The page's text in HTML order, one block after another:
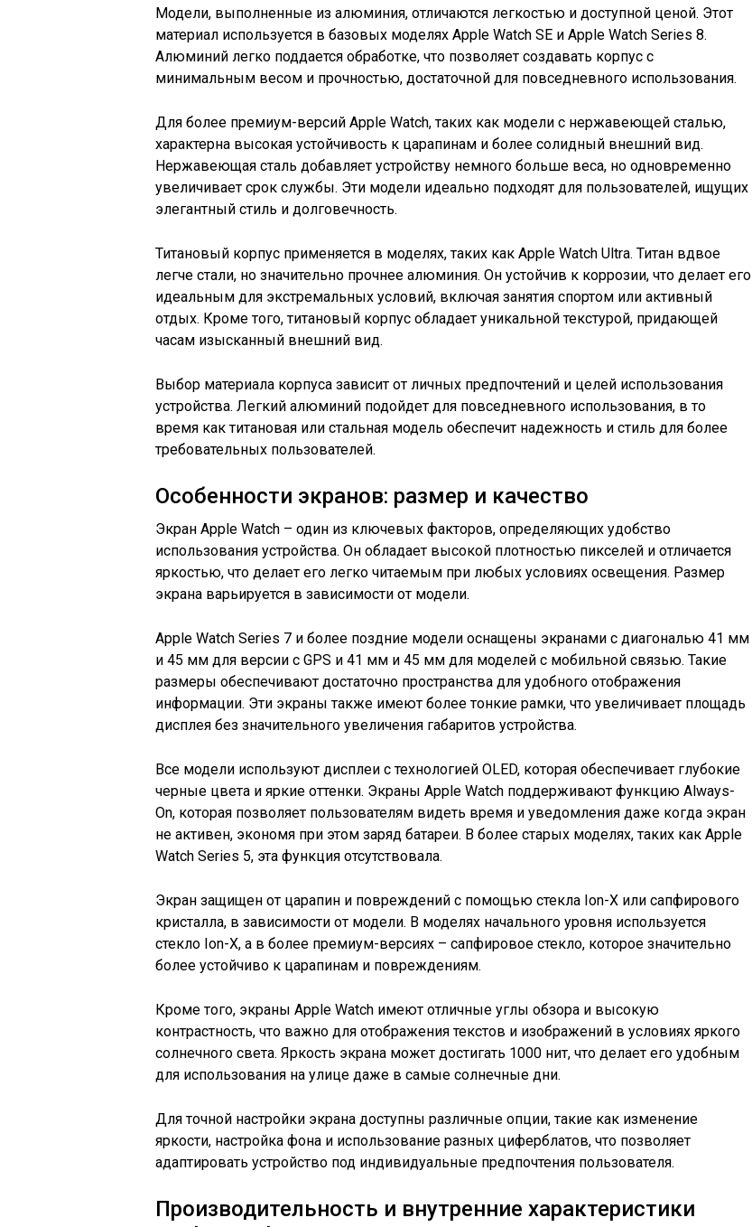
Модели, выполненные из алюминия, отличаются легкостью и доступной ценой. Этот
материал используется в базовых моделях Apple Watch SE и Apple Watch Series 8.
Алюминий легко поддается обработке, что позволяет создавать корпус с
минимальным весом и прочностью, достаточной для повседневного использования.
Для более премиум-версий Apple Watch, таких как модели с нержавеющей сталью,
характерна высокая устойчивость к царапинам и более солидный внешний вид.
Нержавеющая сталь добавляет устройству немного больше веса, но одновременно
увеличивает срок службы. Эти модели идеально подходят для пользователей, ищущих
элегантный стиль и долговечность.
Титановый корпус применяется в моделях, таких как Apple Watch Ultra. Титан вдвое
легче стали, но значительно прочнее алюминия. Он устойчив к коррозии, что делает его
идеальным для экстремальных условий, включая занятия спортом или активный
отдых. Кроме того, титановый корпус обладает уникальной текстурой, придающей
часам изысканный внешний вид.
Выбор материала корпуса зависит от личных предпочтений и целей использования
устройства. Легкий алюминий подойдет для повседневного использования, в то
время как титановая или стальная модель обеспечит надежность и стиль для более
требовательных пользователей.
Особенности экранов: размер и качество
Экран Apple Watch – один из ключевых факторов, определяющих удобство
использования устройства. Он обладает высокой плотностью пикселей и отличается
яркостью, что делает его легко читаемым при любых условиях освещения. Размер
экрана варьируется в зависимости от модели.
Apple Watch Series 7 и более поздние модели оснащены экранами с диагональю 41 мм
и 45 мм для версии с GPS и 41 мм и 45 мм для моделей с мобильной связью. Такие
размеры обеспечивают достаточно пространства для удобного отображения
информации. Эти экраны также имеют более тонкие рамки, что увеличивает площадь
дисплея без значительного увеличения габаритов устройства.
Все модели используют дисплеи с технологией OLED, которая обеспечивает глубокие
черные цвета и яркие оттенки. Экраны Apple Watch поддерживают функцию Always-
On, которая позволяет пользователям видеть время и уведомления даже когда экран
не активен, экономя при этом заряд батареи. В более старых моделях, таких как Apple
Watch Series 5, эта функция отсутствовала.
Экран защищен от царапин и повреждений с помощью стекла Ion-X или сапфирового
кристалла, в зависимости от модели. В моделях начального уровня используется
стекло Ion-X, а в более премиум-версиях – сапфировое стекло, которое значительно
более устойчиво к царапинам и повреждениям.
Кроме того, экраны Apple Watch имеют отличные углы обзора и высокую
контрастность, что важно для отображения текстов и изображений в условиях яркого
солнечного света. Яркость экрана может достигать 1000 нит, что делает его удобным
для использования на улице даже в самые солнечные дни.
Для точной настройки экрана доступны различные опции, такие как изменение
яркости, настройка фона и использование разных циферблатов, что позволяет
адаптировать устройство под индивидуальные предпочтения пользователя.
Производительность и внутренние характеристики